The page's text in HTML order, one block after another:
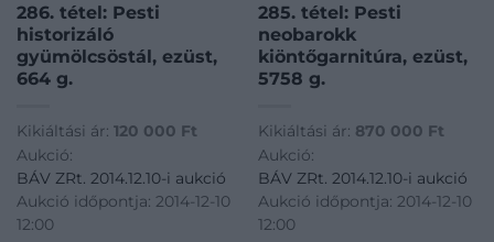
286. tétel: Pesti
historizáló
gyümölcsöstál, ezüst,
664 g.
Kikiáltási ár: 120 000 Ft
Aukció:
BÁV ZRt. 2014.12.10-i aukció
Aukció időpontja: 2014-12-10
12:00
285. tétel: Pesti
neobarokk
kiöntőgarnitúra, ezüst,
5758 g.
Kikiáltási ár: 870 000 Ft
Aukció:
BÁV ZRt. 2014.12.10-i aukció
Aukció időpontja: 2014-12-10
12:00